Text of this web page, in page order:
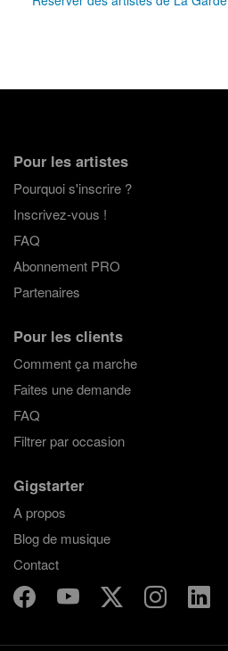
Pour les artistes
Pourquoi s'inscrire ?
Inscrivez-vous !
FAQ
Abonnement PRO
Partenaires
Pour les clients
Comment ça marche
Faites une demande
FAQ
Filtrer par occasion
Gigstarter
A propos
Blog de musique
Contact